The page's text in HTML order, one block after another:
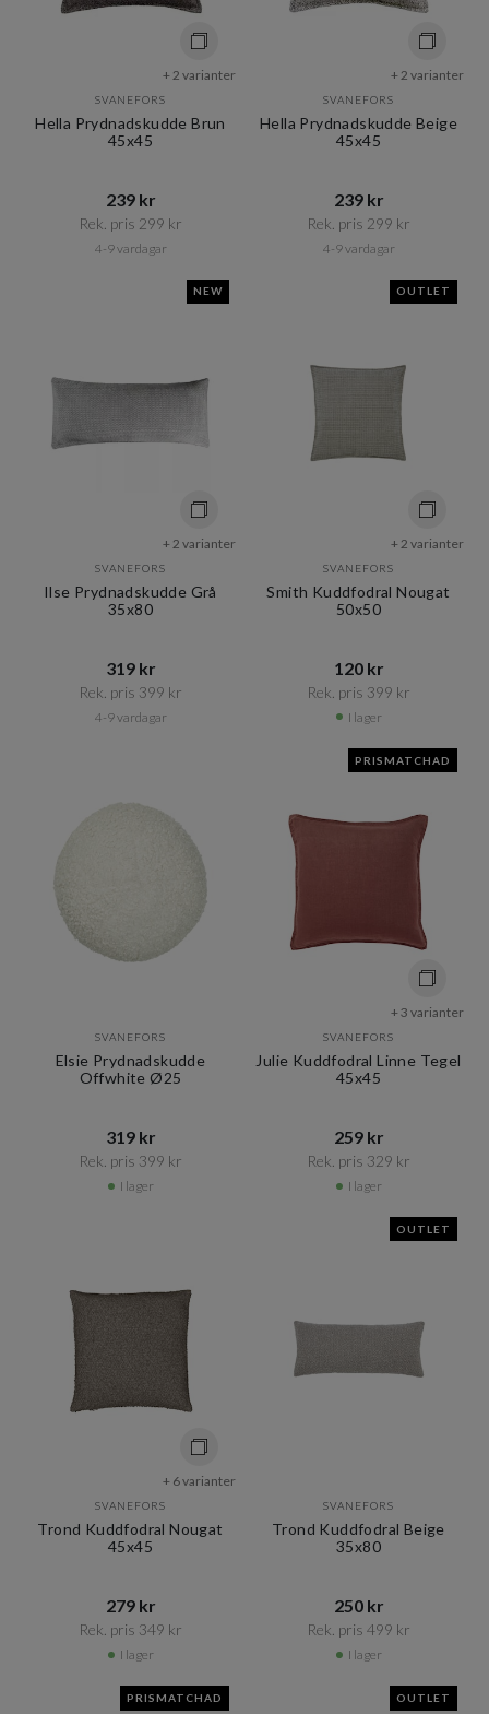
+ 2 varianter
SVANEFORS
Hella Prydnadskudde Brun
45x45
239 kr​​
Rek. pris 299 kr​​
4-9 vardagar
+ 2 varianter
SVANEFORS
Hella Prydnadskudde Beige
45x45
239 kr​​
Rek. pris 299 kr​​
4-9 vardagar
NEW
+ 2 varianter
SVANEFORS
Ilse Prydnadskudde Grå
35x80
319 kr​​
Rek. pris 399 kr​​
4-9 vardagar
OUTLET
+ 2 varianter
SVANEFORS
Smith Kuddfodral Nougat
50x50
120 kr​​
Rek. pris 399 kr​​
I lager
SVANEFORS
Elsie Prydnadskudde
Offwhite Ø25
319 kr​​
Rek. pris 399 kr​​
I lager
PRISMATCHAD
+ 3 varianter
SVANEFORS
Julie Kuddfodral Linne Tegel
45x45
259 kr​​
Rek. pris 329 kr​​
I lager
+ 6 varianter
SVANEFORS
Trond Kuddfodral Nougat
45x45
279 kr​​
Rek. pris 349 kr​​
I lager
OUTLET
SVANEFORS
Trond Kuddfodral Beige
35x80
250 kr​​
Rek. pris 499 kr​​
I lager
PRISMATCHAD OUTLET